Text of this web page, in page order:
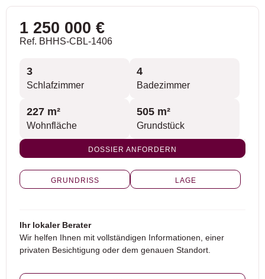
1 250 000 €
Ref. BHHS-CBL-1406
3
Schlafzimmer
4
Badezimmer
227 m²
Wohnfläche
505 m²
Grundstück
DOSSIER ANFORDERN
GRUNDRISS LAGE
Ihr lokaler Berater
Wir helfen Ihnen mit vollständigen Informationen, einer
privaten Besichtigung oder dem genauen Standort.